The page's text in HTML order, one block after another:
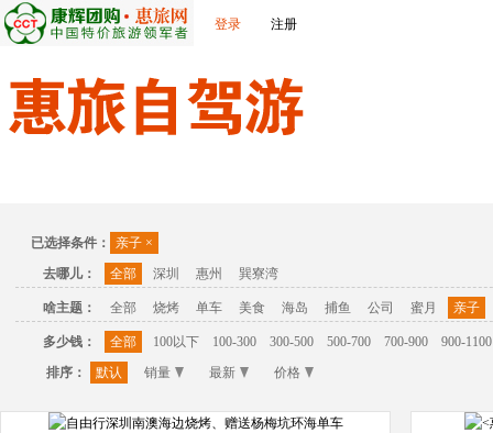
登录 注册
已选择条件： 亲子 ×
去哪儿：
全部 深圳 惠州 巽寮湾
啥主题： 全部 烧烤 单车 美食 海岛 捕鱼 公司 蜜月 亲子
多少钱： 全部 100以下 100-300 300-500 500-700 700-900
900-1100
排序：
默认 销量 最新 价格